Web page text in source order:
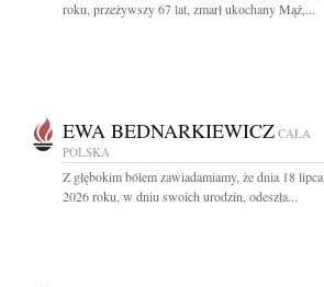
roku, przeżywszy 67 lat, zmarł ukochany Mąż,...
EWA BEDNARKIEWICZ CAŁA
POLSKA
Z głębokim bólem zawiadamiamy, że dnia 18 lipca
2026 roku, w dniu swoich urodzin, odeszła...